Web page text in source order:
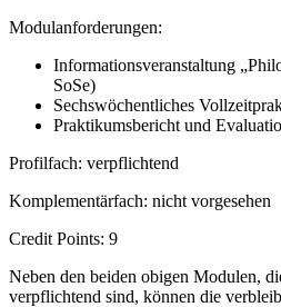
Modulanforderungen:
Informationsveranstaltung
SoSe)
Sechswöchentliches
Praktikumsbericht und
Profilfach: verpflichtend
Komplementärfach: nicht vorgesehen
Credit Points: 9
Neben den beiden obigen Modulen,
verpflichtend sind, können die